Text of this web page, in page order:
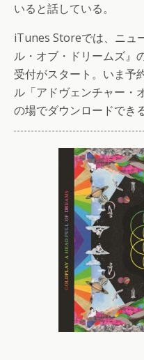
いると話している。
iTunes Storeでは、ニュ
ル・オブ・ドリームズ』
受付がスタート。いま予
ル「アドヴェンチャー・
の場でダウンロードできる